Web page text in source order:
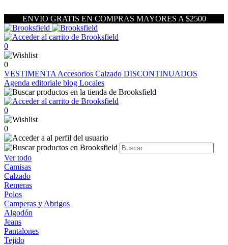
ENVIO GRATIS EN COMPRAS MAYORES A $2500
0
0
VESTIMENTA Accesorios Calzado DISCONTINUADOS
Agenda editoriale blog Locales
0
0
Ver todo
Camisas
Calzado
Remeras
Polos
Camperas y Abrigos
Algodón
Jeans
Pantalones
Tejido